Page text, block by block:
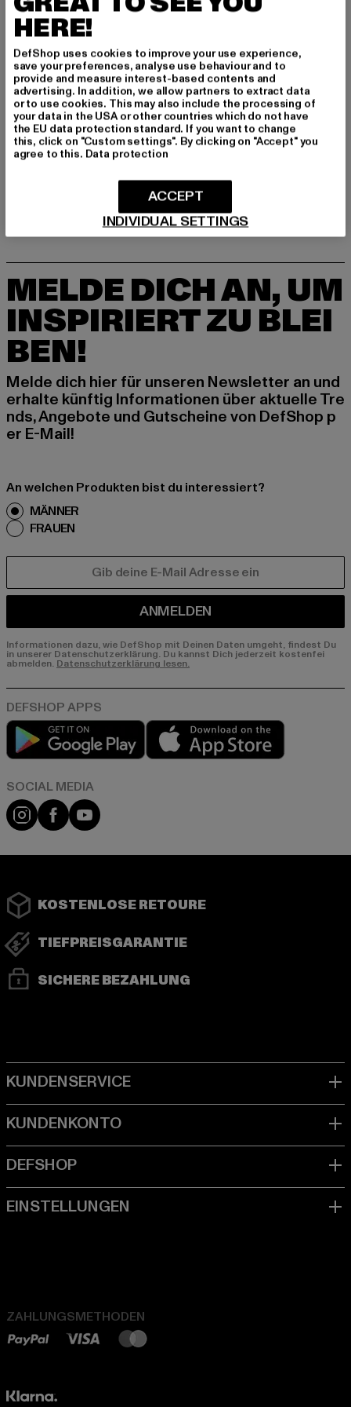
KARL KANI
Derzeitiger Preis: 26,49 EURAktionspreis: 49,99 EUR
MELDE DICH AN, UM
INSPIRIERT ZU BLEI
BEN!
Melde dich hier für unseren Newsletter an und
erhalte künftig Informationen über aktuelle Tre
nds, Angebote und Gutscheine von DefShop p
er E-Mail!
An welchen Produkten bist du interessiert?
MÄNNER
FRAUEN
ANMELDEN
Informationen dazu, wie DefShop mit Deinen Daten umgeht, findest Du
in unserer Datenschutzerklärung. Du kannst Dich jederzeit kostenfei
abmelden. Datenschutzerklärung lesen.
Play market
Instagram
FacebookYouTube
KOSTENLOSE RETOURE
TIEFPREISGARANTIE
SICHERE BEZAHLUNG
ZAHLUNGSMETHODEN
HERE!
DefShop uses cookies to improve your use experience,
save your preferences, analyse use behaviour and to
provide and measure interest-based contents and
advertising. In addition, we allow partners to extract data
or to use cookies. This may also include the processing of
your data in the USA or other countries which do not have
the EU data protection standard. If you want to change
this, click on "Custom settings". By clicking on "Accept" you
agree to this. Data protection
INDIVIDUAL SETTINGS
ACCEPT